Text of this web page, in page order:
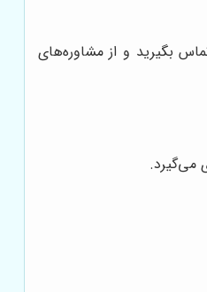
بگیرید و از مشاوره‌های
می‌گیرد.